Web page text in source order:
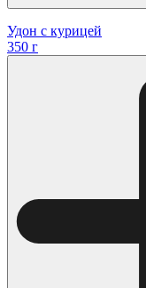
Удон с курицей
350 г